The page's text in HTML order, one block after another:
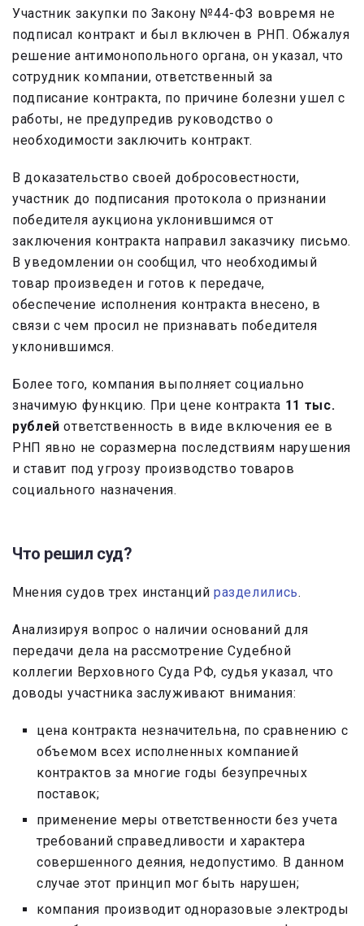
Участник закупки по Закону №44-ФЗ вовремя не
подписал контракт и был включен в РНП. Обжалуя
решение антимонопольного органа, он указал, что
сотрудник компании, ответственный за
подписание контракта, по причине болезни ушел с
работы, не предупредив руководство о
необходимости заключить контракт.
В доказательство своей добросовестности,
участник до подписания протокола о признании
победителя аукциона уклонившимся от
заключения контракта направил заказчику письмо.
В уведомлении он сообщил, что необходимый
товар произведен и готов к передаче,
обеспечение исполнения контракта внесено, в
связи с чем просил не признавать победителя
уклонившимся.
Более того, компания выполняет социально
значимую функцию. При цене контракта 11 тыс.
рублей ответственность в виде включения ее в
РНП явно не соразмерна последствиям нарушения
и ставит под угрозу производство товаров
социального назначения.
Что решил суд?
Мнения судов трех инстанций разделились.
Анализируя вопрос о наличии оснований для
передачи дела на рассмотрение Судебной
коллегии Верховного Суда РФ, судья указал, что
доводы участника заслуживают внимания:
цена контракта незначительна, по сравнению с
объемом всех исполненных компанией
контрактов за многие годы безупречных
поставок;
применение меры ответственности без учета
требований справедливости и характера
совершенного деяния, недопустимо. В данном
случае этот принцип мог быть нарушен;
компания производит одноразовые электроды